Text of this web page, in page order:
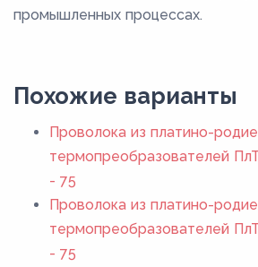
промышленных процессах.
Похожие варианты
Проволока из платино-
термопреобразователей
- 75
Проволока из платино-
термопреобразователей
- 75